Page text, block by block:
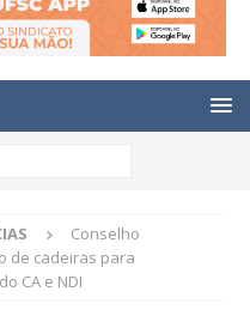
Conselho
de cadeiras para
CA e NDI